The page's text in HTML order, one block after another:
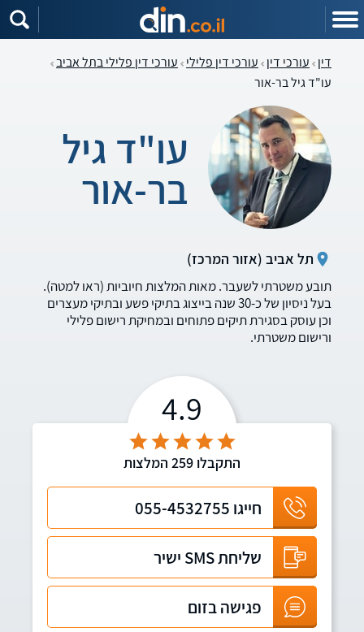
דין עורכי דין עורכי דין פלילי עורכי דין פלילי בתל אביב
עו"ד גיל בר-אור
עו"ד גיל
בר-אור
תל אביב (אזור המרכז)
תובע משטרתי לשעבר. מאות המלצות חיוביות (ראו למטה).
בעל ניסיון של כ-30 שנה בייצוג בתיקי פשע ובתיקי מעצרים
וכן עוסק בסגירת תיקים פתוחים ובמחיקת רישום פלילי
ורישום משטרתי.
4.9
התקבלו 259 המלצות
חייגו 055-4532755
שליחת SMS ישיר
פגישה בזום